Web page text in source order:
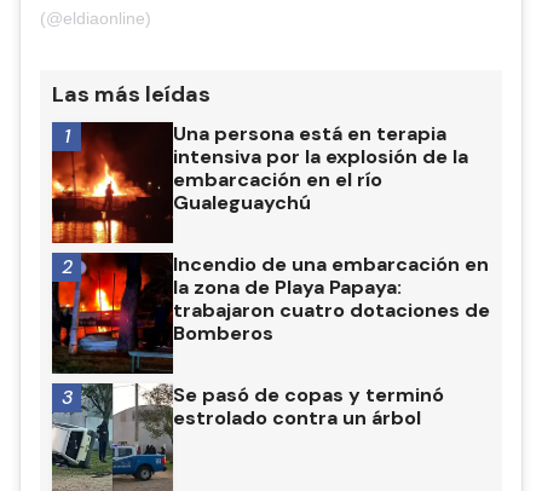
(@eldiaonline)
Las más leídas
Una persona está en terapia
intensiva por la explosión de la
embarcación en el río
Gualeguaychú
1
Incendio de una embarcación en
la zona de Playa Papaya:
trabajaron cuatro dotaciones de
Bomberos
2
Se pasó de copas y terminó
estrolado contra un árbol
3